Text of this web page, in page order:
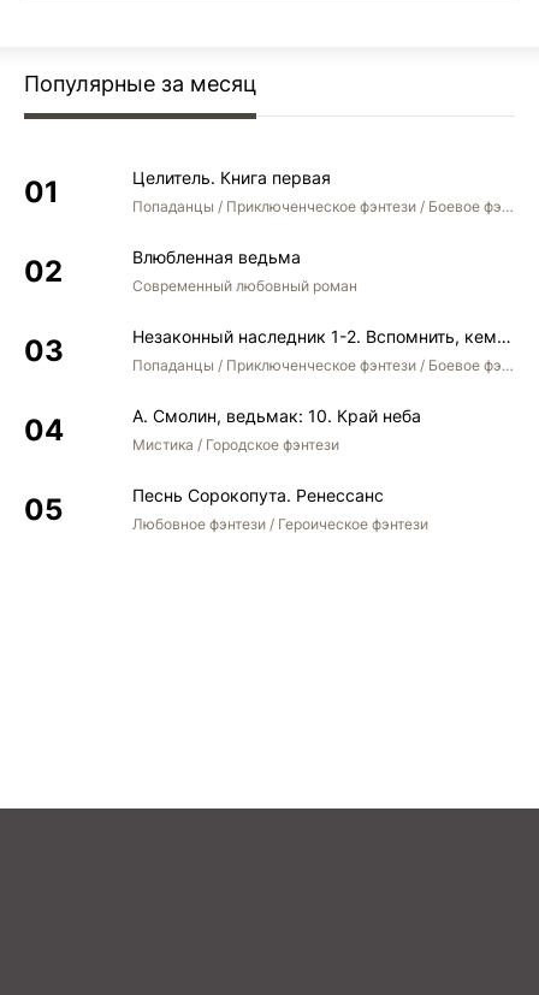
Популярные за месяц
Целитель. Книга первая
Попаданцы / Приключенческое фэнтези / Боевое фэнтези
Влюбленная ведьма
Современный любовный роман
Незаконный наследник 1-2. Вспомнить, кем был. Стать собой. Остаться собой
Попаданцы / Приключенческое фэнтези / Боевое фэнтези / Юмористическое фэнтези
А. Смолин, ведьмак: 10. Край неба
Мистика / Городское фэнтези
Песнь Сорокопута. Ренессанс
Любовное фэнтези / Героическое фэнтези